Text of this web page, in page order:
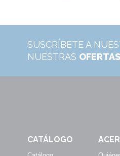
SUSCRÍBETE A
NUESTRAS
CATÁLOGO